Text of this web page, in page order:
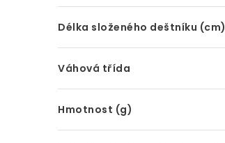
Délka složeného deštníku (cm)
Váhová třída
Hmotnost (g)